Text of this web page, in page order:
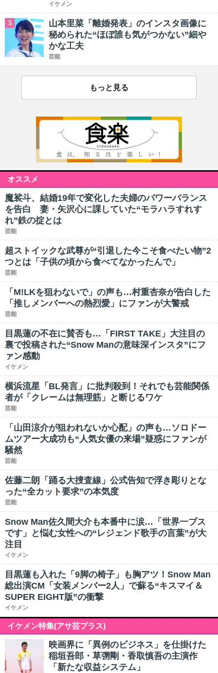
イケメン
5
山本里菜「離婚発表」のインスタ画像に
秘められた“ほぼ誰も気がつかない”細や
かな工夫
芸能
もっと見る
オススメ
魔裟斗、結婚19年で変化した夫婦のパワーバランス
を告白 妻・矢沢心に課していた“モラハラすれす
れ”鉄の掟とは
芸能
超ストイックな武尊が“引退した今こそ食べたい物”2
つとは「子供の頃から食べてなかったんで」
芸能
「M!LKを狙わないで」の声も…村重杏奈が告白した
「推しメンバーへの熱烈愛」にファンが大警戒
芸能
目黒蓮の不在に賛否も…「FIRST TAKE」大注目の
裏で投稿された“Snow Manの意味深インスタ”にフ
ァン感動
イケメン
横浜流星「BL発言」に批判殺到！それでも芸能関係
者が「クレームは無理筋」と断じるワケ
芸能
「山田涼介が狙われないか心配」の声も…ソロドー
ムツアー大成功も“人気女優の来場”疑惑にファンが
騒然
芸能
佐藤二朗「踊る大捜査線」公式告知で浮き彫りとな
った“全カット要求”の本気度
芸能
Snow Man佐久間大介も本番中に涙…「世界一ブス
です」と悩む女性への“レジェンド歌手の言葉”が大
注目
イケメン
目黒蓮も入れた「9脚の椅子」も胸アツ！Snow Man
総出演CM「女装メンバー2人」で蘇る“キスマイ＆
SUPER EIGHT版”の衝撃
イケメン
イケメン特集(アサ芸プラス)
映画界に「異例のビジネス」を仕掛けた
稲垣吾郎・草彅剛・香取慎吾の主演作
「新たな収益システム」